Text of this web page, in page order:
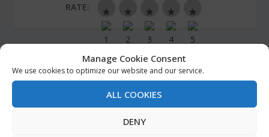
Manage Cookie Consent
We use cookies to optimize our website and our service.
ALL COOKIES
DENY
RATE:
Koukl